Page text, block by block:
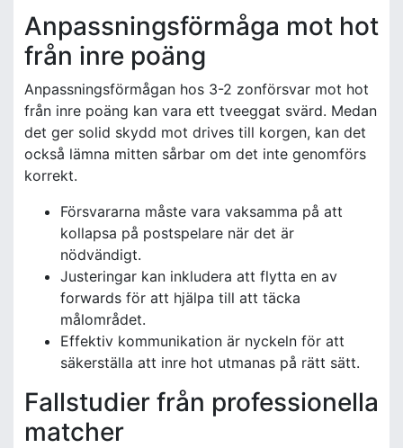
Anpassningsförmåga mot hot
från inre poäng
Anpassningsförmågan hos 3-2 zonförsvar mot hot
från inre poäng kan vara ett tveeggat svärd. Medan
det ger solid skydd mot drives till korgen, kan det
också lämna mitten sårbar om det inte genomförs
korrekt.
Försvararna måste vara vaksamma på att
kollapsa på postspelare när det är
nödvändigt.
Justeringar kan inkludera att flytta en av
forwards för att hjälpa till att täcka
målområdet.
Effektiv kommunikation är nyckeln för att
säkerställa att inre hot utmanas på rätt sätt.
Fallstudier från professionella
matcher